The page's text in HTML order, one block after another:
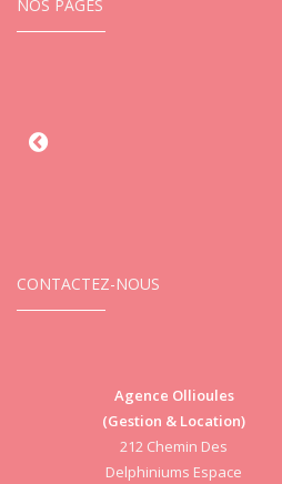
NOS PAGES
CONTACTEZ-NOUS
Agence Ollioules
(Gestion & Location)
212 Chemin Des
Delphiniums Espace